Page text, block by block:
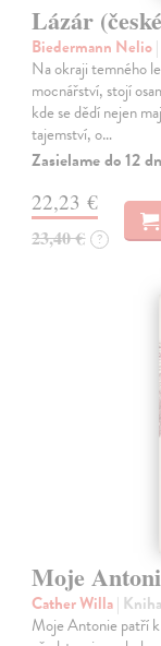
Lázár
Biedermann Nelio
Na okraji temného
mocnářství, stojí
kde se dědí nejen
tajemství, o…
Zasielame do 12
22,23 €
23,40 € ?
Moje
Cather Willa| Kniha
Moje Antonie patří